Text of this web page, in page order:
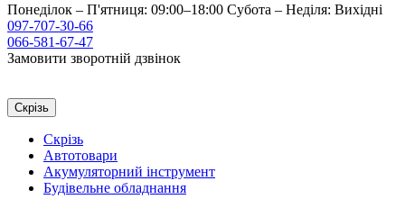
Понеділок – П'ятниця: 09:00–18:00 Субота – Неділя: Вихідні
097-707-30-66
066-581-67-47
Замовити зворотній дзвінок
Скрізь
Скрізь
Автотовари
Акумуляторний інструмент
Будівельне обладнання